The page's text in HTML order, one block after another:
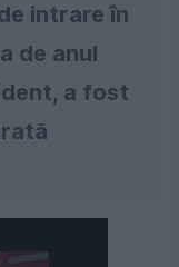
intrare în
de anul
a fost